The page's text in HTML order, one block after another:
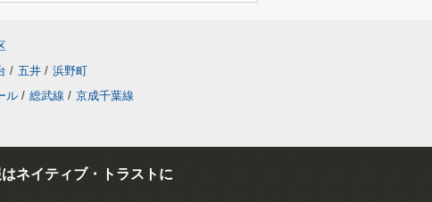
/ 五井 / 浜野町
ル / 総武線 / 京成千葉線
ネイティブ・トラストに